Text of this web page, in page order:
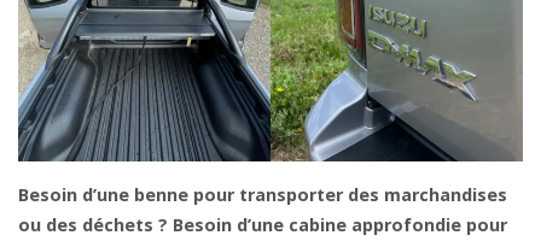
Besoin d’une benne pour transporter des marchandises
ou des déchets ? Besoin d’une cabine approfondie pour